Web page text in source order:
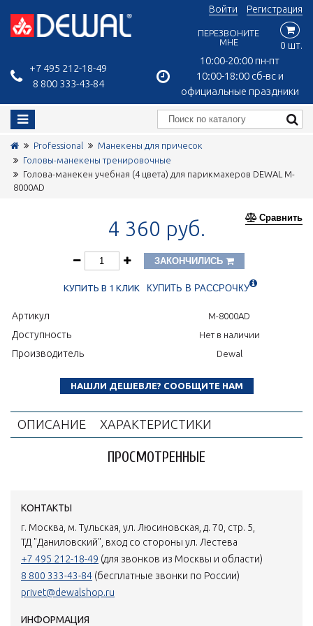
+7 495 212-18-49
8 800 333-43-84
10:00-20:00 пн-пт
10:00-18:00 сб-вс и
официальные праздники
Войти Регистрация
ПЕРЕЗВОНИТЕ
МНЕ
0 шт.
Professional
Манекены для причесок
Головы-манекены тренировочные
Голова-манекен учебная (4 цвета) для парикмахеров DEWAL M-
8000AD
Сравнить
4 360 руб.
ЗАКОНЧИЛИСЬ
КУПИТЬ В 1 КЛИК КУПИТЬ В РАССРОЧКУ
Артикул M-8000AD
Доступность Нет в наличии
Производитель Dewal
НАШЛИ ДЕШЕВЛЕ? СООБЩИТЕ НАМ
ОПИСАНИЕ ХАРАКТЕРИСТИКИ
ПРОСМОТРЕННЫЕ
КОНТАКТЫ
г. Москва, м. Тульская, ул. Люсиновская, д. 70, стр. 5,
ТД "Даниловский", вход со стороны ул. Лестева
+7 495 212-18-49 (для звонков из Москвы и области)
8 800 333-43-84 (бесплатные звонки по России)
privet@dewalshop.ru
ИНФОРМАЦИЯ